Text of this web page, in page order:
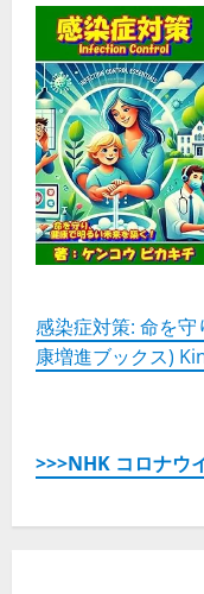
感染症対策: 命を
康増進ブックス)
>>>NHK コロナウ